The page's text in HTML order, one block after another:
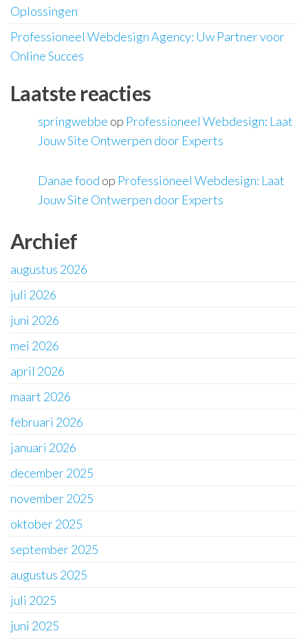
Oplossingen
Professioneel Webdesign Agency: Uw Partner voor
Online Succes
Laatste reacties
springwebbe op Professioneel Webdesign: Laat
Jouw Site Ontwerpen door Experts
Danae food op Professioneel Webdesign: Laat
Jouw Site Ontwerpen door Experts
Archief
augustus 2026
juli 2026
juni 2026
mei 2026
april 2026
maart 2026
februari 2026
januari 2026
december 2025
november 2025
oktober 2025
september 2025
augustus 2025
juli 2025
juni 2025